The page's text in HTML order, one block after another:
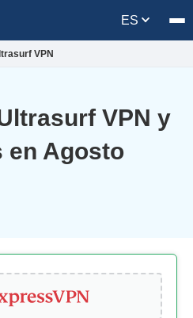
ES
VPN
VPN y
en Agosto